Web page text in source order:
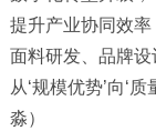
提升产业协同效
面料研发、品牌
从‘规模优势’向‘
淼）